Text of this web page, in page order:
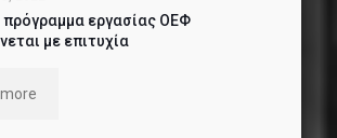
εργασίας ΟΕΦ
με επιτυχία